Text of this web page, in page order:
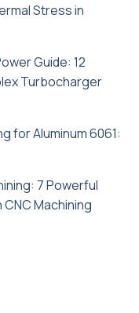
Stress in
Guide: 12
Turbocharger
for Aluminum 6061:
7 Powerful
Machining